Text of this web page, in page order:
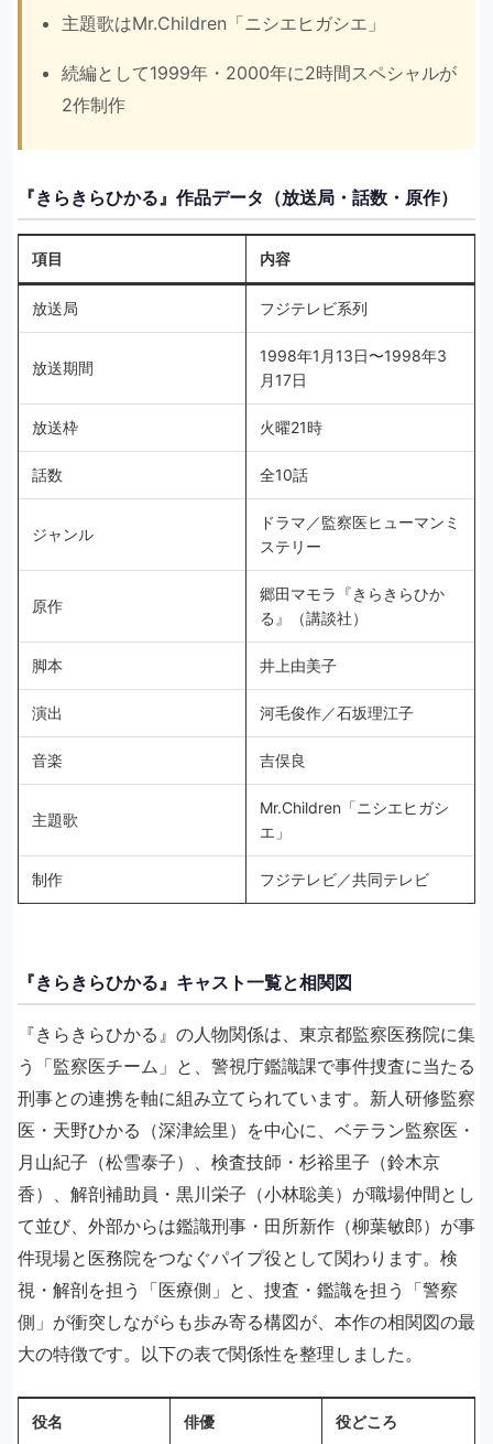
主題歌はMr.Children「ニシエヒガシエ」
続編として1999年・2000年に2時間スペシャルが
2作制作
『きらきらひかる』作品データ（放送局・話数・原作）
項目 内容
放送局 フジテレビ系列
放送期間
1998年1月13日〜1998年3
月17日
放送枠 火曜21時
話数 全10話
ジャンル
ドラマ／監察医ヒューマンミ
ステリー
原作
郷田マモラ『きらきらひか
る』（講談社）
脚本 井上由美子
演出 河毛俊作／石坂理江子
音楽 吉俣良
主題歌
Mr.Children「ニシエヒガシ
エ」
制作 フジテレビ／共同テレビ
『きらきらひかる』キャスト一覧と相関図
『きらきらひかる』の人物関係は、東京都監察医務院に集
う「監察医チーム」と、警視庁鑑識課で事件捜査に当たる
刑事との連携を軸に組み立てられています。新人研修監察
医・天野ひかる（深津絵里）を中心に、ベテラン監察医・
月山紀子（松雪泰子）、検査技師・杉裕里子（鈴木京
香）、解剖補助員・黒川栄子（小林聡美）が職場仲間とし
て並び、外部からは鑑識刑事・田所新作（柳葉敏郎）が事
件現場と医務院をつなぐパイプ役として関わります。検
視・解剖を担う「医療側」と、捜査・鑑識を担う「警察
側」が衝突しながらも歩み寄る構図が、本作の相関図の最
大の特徴です。以下の表で関係性を整理しました。
役名 俳優 役どころ